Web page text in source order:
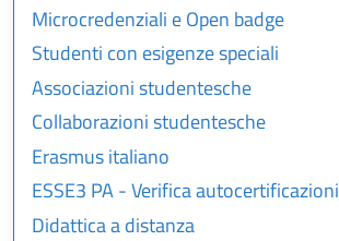
Microcredenziali e Open badge
Studenti con esigenze speciali
Associazioni studentesche
Collaborazioni studentesche
Erasmus italiano
ESSE3 PA - Verifica autocertificazioni
Didattica a distanza